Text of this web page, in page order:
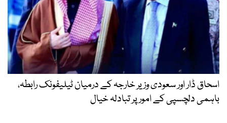
اسحاق ڈار اور سعودی وزیر خارجہ کے درمیان ٹیلیفونک رابطہ،
باہمی دلچسپی کے امور پر تبادلہ خیال